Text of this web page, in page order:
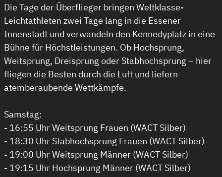
Die Tage der Überflieger bringen Weltklasse-
Leichtathleten zwei Tage lang in die Essener
Innenstadt und verwandeln den Kennedyplatz in eine
Bühne für Höchstleistungen. Ob Hochsprung,
Weitsprung, Dreisprung oder Stabhochsprung – hier
fliegen die Besten durch die Luft und liefern
atemberaubende Wettkämpfe.
Samstag:
- 16:55 Uhr Weitsprung Frauen (WACT Silber)
- 18:30 Uhr Stabhochsprung Frauen (WACT Silber)
- 19:00 Uhr Weitsprung Männer (WACT Silber)
- 19:15 Uhr Hochsprung Männer (WACT Silber)